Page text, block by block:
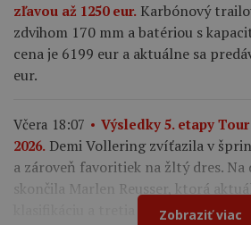
zľavou až 1250 eur. Karbónový
zdvihom 170 mm a batériou s
cena je 6199 eur a aktuálne sa
eur.
Včera 18:07
Výsledky 5. etapy
2026. Demi Vollering zvíťazila v
a zároveň favoritiek na žltý dres.
skončila Marlen Reusser, ktorá
klasifikáciu a tretia finišovala Kasia
Zobraziť viac